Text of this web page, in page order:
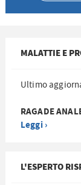
MALATTIE E
Ultimo
RAGADE
Leggi ›
L'ESPERTO